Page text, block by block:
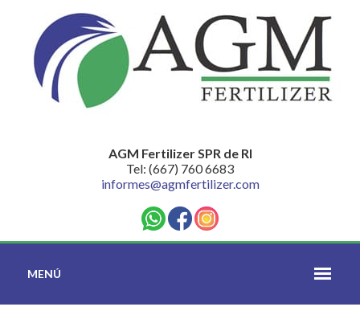
AGM Fertilizer SPR de RI
Tel: (667) 760 6683
informes@agmfertilizer.com
MENÚ